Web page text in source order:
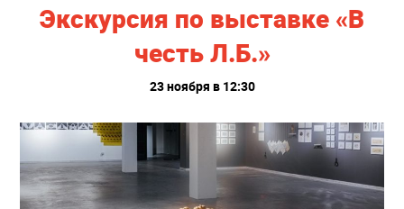
Экскурсия по выставке «В
честь Л.Б.»
23 ноября в 12:30